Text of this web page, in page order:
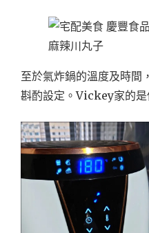
至於氣炸鍋的溫度及時間
斟酌設定。Vickey家的是